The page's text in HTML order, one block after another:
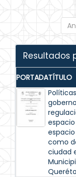
Resultados
PORTADATÍTULO
espacio
como
ciudad